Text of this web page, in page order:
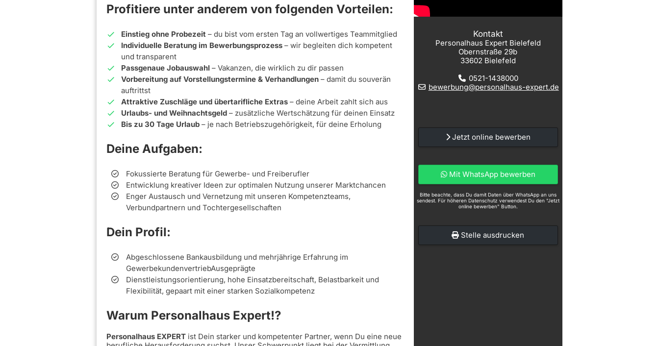
Profitiere unter anderem von folgenden Vorteilen:
Einstieg ohne Probezeit – du bist vom ersten Tag an vollwertiges Teammitglied
Individuelle Beratung im Bewerbungsprozess – wir begleiten dich kompetent
und transparent
Passgenaue Jobauswahl – Vakanzen, die wirklich zu dir passen
Vorbereitung auf Vorstellungstermine & Verhandlungen – damit du souverän
auftrittst
Attraktive Zuschläge und übertarifliche Extras – deine Arbeit zahlt sich aus
Urlaubs- und Weihnachtsgeld – zusätzliche Wertschätzung für deinen Einsatz
Bis zu 30 Tage Urlaub – je nach Betriebszugehörigkeit, für deine Erholung
Deine Aufgaben:
Fokussierte Beratung für Gewerbe- und Freiberufler
Entwicklung kreativer Ideen zur optimalen Nutzung unserer Marktchancen
Enger Austausch und Vernetzung mit unseren Kompetenzteams,
Verbundpartnern und Tochtergesellschaften
Dein Profil:
Abgeschlossene Bankausbildung und mehrjährige Erfahrung im
GewerbekundenvertriebAusgeprägte
Dienstleistungsorientierung, hohe Einsatzbereitschaft, Belastbarkeit und
Flexibilität, gepaart mit einer starken Sozialkompetenz
Warum Personalhaus Expert!?
Personalhaus EXPERT ist Dein starker und kompetenter Partner, wenn Du eine neue
Kontakt
Personalhaus Expert Bielefeld
Obernstraße 29b
33602 Bielefeld
0521-1438000
bewerbung@personalhaus-expert.de
Jetzt online bewerben
Mit WhatsApp bewerben
Bitte beachte, dass Du damit Daten über WhatsApp an uns
sendest. Für höheren Datenschutz verwendest Du den "Jetzt
online bewerben" Button.
Stelle ausdrucken